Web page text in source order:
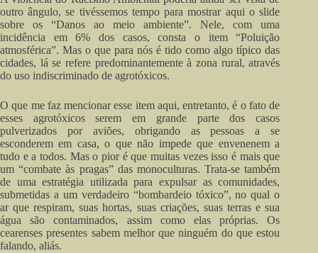
outro ângulo, se tivéssemos tempo para mostrar aqui o slide
sobre os “Danos ao meio ambiente”. Nele, com uma
incidência em 6% dos casos, consta o item “Poluição
atmosférica”. Mas o que para nós é tido como algo típico das
cidades, lá se refere predominantemente à zona rural, através
do uso indiscriminado de agrotóxicos.
O que me faz mencionar esse item aqui, entretanto, é o fato de
esses agrotóxicos serem em grande parte dos casos
pulverizados por aviões, obrigando as pessoas a se
esconderem em casa, o que não impede que envenenem a
tudo e a todos. Mas o pior é que muitas vezes isso é mais que
um “combate às pragas” das monoculturas. Trata-se também
de uma estratégia utilizada para expulsar as comunidades,
submetidas a um verdadeiro “bombardeio tóxico”, no qual o
ar que respiram, suas hortas, suas criações, suas terras e sua
água são contaminados, assim como elas próprias. Os
cearenses presentes sabem melhor que ninguém do que estou
falando, aliás.